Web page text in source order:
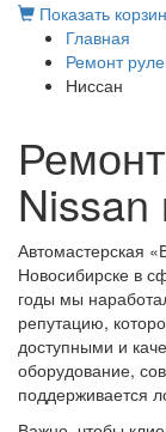
Показать
Главная
Ремонт
Ниссан
Nissan
Автомастерская
Новосибирске в
годы мы
репутацию,
доступными и
оборудование,
поддерживается